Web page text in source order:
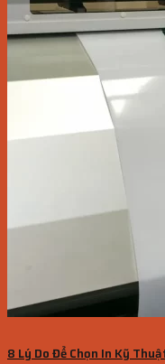
8 Lý Do Để Chọn In Kỹ